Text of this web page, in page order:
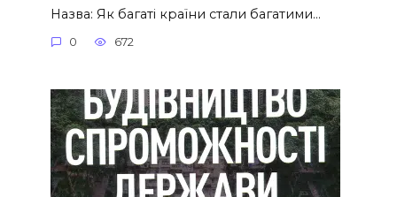
Назва: Як багаті країни стали багатими…
0 672